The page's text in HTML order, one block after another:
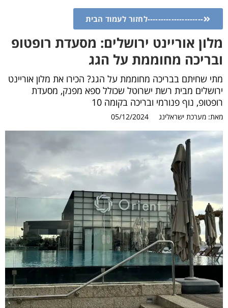
---------------------לחזור לעמוד הבית
מלון אוריינט ירושלים: מסעדת רופטופ
ובריכה מחוממת על הגג
מתי שחיתם בבריכה מחוממת על הגג? הכירו את מלון אוריינט
ירושלים מבית רשת ישרוטל שכולל ספא מפנק, מסעדת
רופטופ, נוף פנורמי ובריכה בקומה 10
מאת: מערכת ישראלינג 05/12/2024